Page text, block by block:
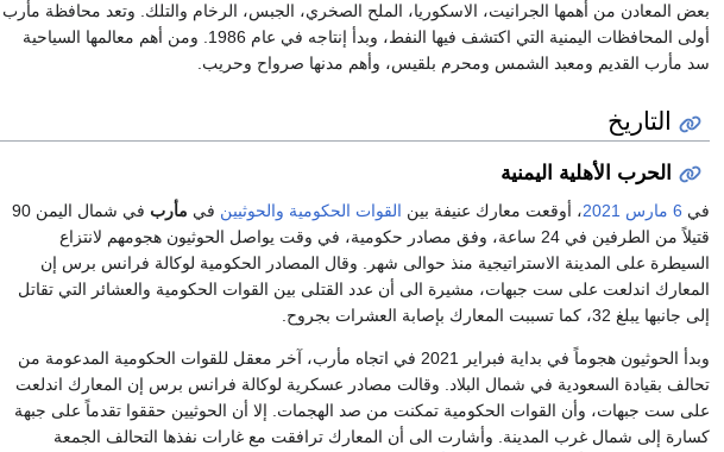
بعض المعادن من أهمها الجرانيت، الاسكوريا، الملح الصخري، الجبس، الرخام والتلك. وتعد محافظة مأرب
أولى المحافظات اليمنية التي اكتشف فيها النفط، وبدأ إنتاجه في عام 1986. ومن أهم معالمها السياحية
سد مأرب القديم ومعبد الشمس ومحرم بلقيس، وأهم مدنها صرواح وحريب.
التاريخ
الحرب الأهلية اليمنية
في 6 مارس 2021، أوقعت معارك عنيفة بين القوات الحكومية والحوثيين في مأرب
في شمال اليمن 90
قتيلاً من الطرفين في 24 ساعة، وفق مصادر حكومية، في وقت يواصل الحوثيون هجومهم لانتزاع
السيطرة على المدينة الاستراتيجية منذ حوالى شهر. وقال المصادر الحكومية لوكالة فرانس برس إن
المعارك اندلعت على ست جبهات، مشيرة الى أن عدد القتلى بين القوات الحكومية والعشائر التي تقاتل
إلى جانبها يبلغ 32، كما تسببت المعارك بإصابة العشرات بجروح.
وبدأ الحوثيون هجوماً في بداية فبراير 2021 في اتجاه مأرب، آخر معقل للقوات الحكومية المدعومة من
تحالف بقيادة السعودية في شمال البلاد. وقالت مصادر عسكرية لوكالة فرانس برس إن المعارك اندلعت
على ست جبهات، وأن القوات الحكومية تمكنت من صد الهجمات. إلا أن الحوثيين حققوا تقدماً على جبهة
كسارة إلى شمال غرب المدينة. وأشارت الى أن المعارك ترافقت مع غارات نفذها التحالف الجمعة